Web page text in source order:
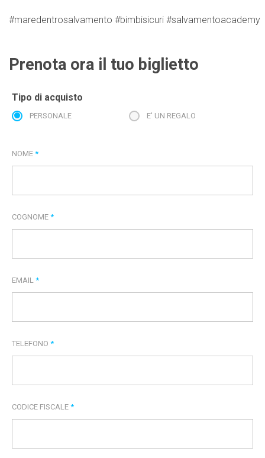
#maredentrosalvamento #bimbisicuri #salvamentoacademy
Prenota ora il tuo biglietto
Tipo di acquisto
PERSONALE E' UN REGALO
NOME *
COGNOME *
EMAIL *
TELEFONO *
CODICE FISCALE *